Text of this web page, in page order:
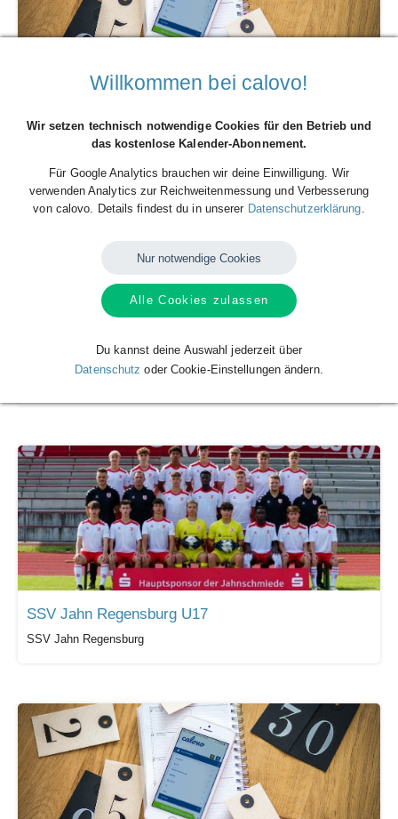
IREFO
OTV Handball männliche Jugend C
SSV Jahn Regensburg U17
SSV Jahn Regensburg
Willkommen bei calovo!
Wir setzen technisch notwendige Cookies für den Betrieb und
das kostenlose Kalender-Abonnement.
Für Google Analytics brauchen wir deine Einwilligung. Wir
verwenden Analytics zur Reichweitenmessung und Verbesserung
von calovo. Details findest du in unserer Datenschutzerklärung.
Nur notwendige Cookies
Alle Cookies zulassen
Du kannst deine Auswahl jederzeit über
Datenschutz oder Cookie-Einstellungen ändern.